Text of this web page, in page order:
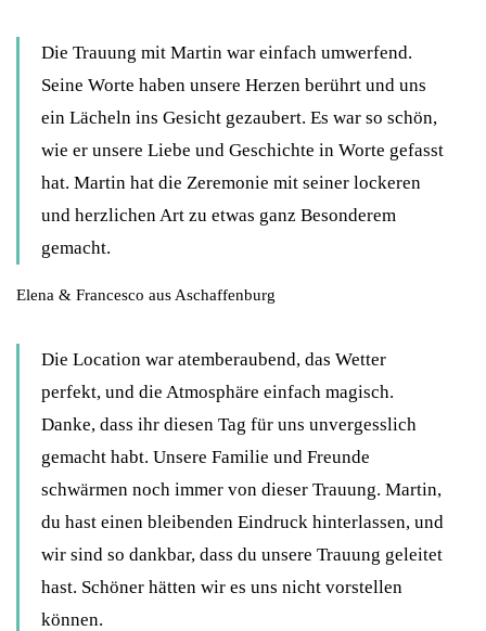
Die Trauung mit Martin war einfach umwerfend.
Seine Worte haben unsere Herzen berührt und uns
ein Lächeln ins Gesicht gezaubert. Es war so schön,
wie er unsere Liebe und Geschichte in Worte gefasst
hat. Martin hat die Zeremonie mit seiner lockeren
und herzlichen Art zu etwas ganz Besonderem
gemacht.
Elena & Francesco aus Aschaffenburg
Die Location war atemberaubend, das Wetter
perfekt, und die Atmosphäre einfach magisch.
Danke, dass ihr diesen Tag für uns unvergesslich
gemacht habt. Unsere Familie und Freunde
schwärmen noch immer von dieser Trauung. Martin,
du hast einen bleibenden Eindruck hinterlassen, und
wir sind so dankbar, dass du unsere Trauung geleitet
hast. Schöner hätten wir es uns nicht vorstellen
können.